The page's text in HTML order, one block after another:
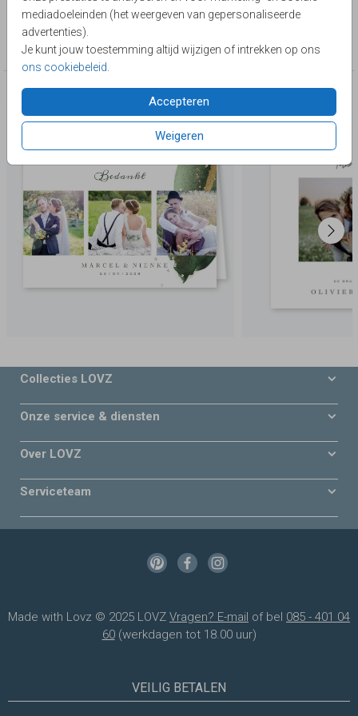
mediadoeleinden (het weergeven van gepersonaliseerde
advertenties).
Je kunt jouw toestemming altijd wijzigen of intrekken op ons
ons cookiebeleid
Accepteren
Weigeren
Lievez
Collectie
Bedankkaarten
Deze producten zijn wellicht ook iets voor je
Collecties LOVZ
Onze service & diensten
Over LOVZ
Serviceteam
Made with Lovz © 2025 LOVZ Vragen? E-mail of bel 085 - 401 04
60(werkdagen tot 18.00 uur)
VEILIG BETALEN